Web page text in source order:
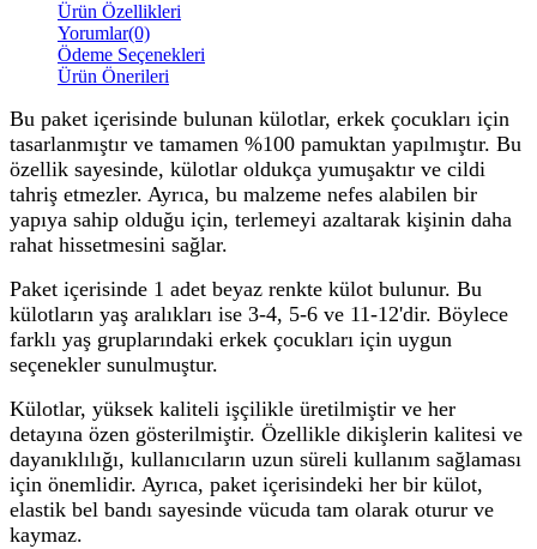
Ürün Özellikleri
Yorumlar(0)
Ödeme Seçenekleri
Ürün Önerileri
Bu paket içerisinde bulunan külotlar, erkek çocukları için
tasarlanmıştır ve tamamen %100 pamuktan yapılmıştır. Bu
özellik sayesinde, külotlar oldukça yumuşaktır ve cildi
tahriş etmezler. Ayrıca, bu malzeme nefes alabilen bir
yapıya sahip olduğu için, terlemeyi azaltarak kişinin daha
rahat hissetmesini sağlar.
Paket içerisinde 1 adet beyaz renkte külot bulunur. Bu
külotların yaş aralıkları ise 3-4, 5-6 ve 11-12'dir. Böylece
farklı yaş gruplarındaki erkek çocukları için uygun
seçenekler sunulmuştur.
Külotlar, yüksek kaliteli işçilikle üretilmiştir ve her
detayına özen gösterilmiştir. Özellikle dikişlerin kalitesi ve
dayanıklılığı, kullanıcıların uzun süreli kullanım sağlaması
için önemlidir. Ayrıca, paket içerisindeki her bir külot,
elastik bel bandı sayesinde vücuda tam olarak oturur ve
kaymaz.